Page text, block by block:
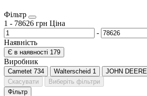
Фільтр
1 - 78626 грн Ціна
-
Наявність
Є в наявності 179
Виробник
Cametet 734 Walterscheid 1 JOHN DEERE
Скасувати
Виберіть фільтри
Фільтр